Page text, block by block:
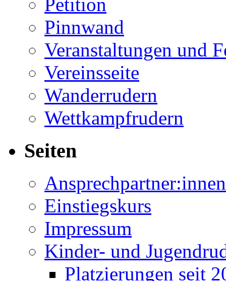
Pinnwand
Veranstaltungen und
Vereinsseite
Wanderrudern
Wettkampfrudern
Seiten
Ansprechpartner:innen
Einstiegskurs
Impressum
Kinder- und
Platzierungen seit